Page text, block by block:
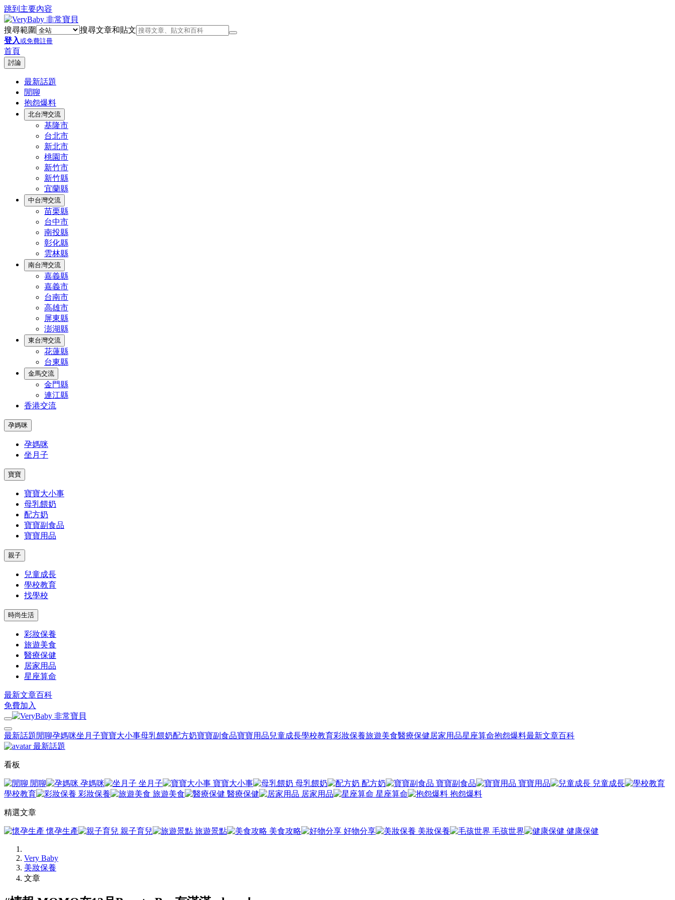
跳到主要內容
搜尋範圍
搜尋文章和貼文
登入或免費註冊
首頁
討論
最新話題
閒聊
抱怨爆料
北台灣交流
基隆市
台北市
新北市
桃園市
新竹市
新竹縣
宜蘭縣
中台灣交流
苗栗縣
台中市
南投縣
彰化縣
雲林縣
南台灣交流
嘉義縣
嘉義市
台南市
高雄市
屏東縣
澎湖縣
東台灣交流
花蓮縣
台東縣
金馬交流
金門縣
連江縣
香港交流
孕媽咪
孕媽咪
坐月子
寶寶
寶寶大小事
母乳餵奶
配方奶
寶寶副食品
寶寶用品
親子
兒童成長
學校教育
找學校
時尚生活
彩妝保養
旅遊美食
醫療保健
居家用品
星座算命
最新文章百科
免費加入
最新話題 閒聊孕媽咪坐月子寶寶大小事母乳餵奶配方奶寶寶副食品寶寶用品兒童成長學校教育彩妝保養旅遊美食醫療保健居家用品星座算命抱怨爆料最新文章百科
最新話題
看板
閒聊 孕媽咪 坐月子 寶寶大小事 母乳餵奶 配方奶 寶寶副食品 寶寶用品
兒童成長
學校教育
彩妝保養 旅遊美食 醫療保健 居家用品 星座算命 抱怨爆料
精選文章
懷孕生產 親子育兒 旅遊景點 美食攻略 好物分享 美妝保養 毛孩世界 健康保健
Very Baby
美妝保養
文章